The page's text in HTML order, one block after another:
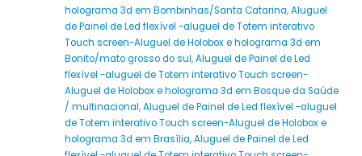
holograma 3d em Bombinhas/Santa Catarina,Aluguel
de Painel de Led flexível -aluguel de Totem interativo
Touch screen-Aluguel de Holobox e holograma 3d em
Bonito/mato grosso do sul,Aluguel de Painel de Led
flexível -aluguel de Totem interativo Touch screen-
Aluguel de Holobox e holograma 3d em Bosque da Saúde
/ multinacional,Aluguel de Painel de Led flexível -aluguel
de Totem interativo Touch screen-Aluguel de Holobox e
holograma 3d em Brasília,Aluguel de Painel de Led